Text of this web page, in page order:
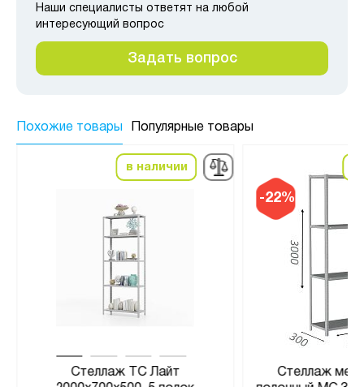
Наши специалисты ответят на любой
интересующий вопрос
Задать вопрос
Похожие товары Популярные товары
в наличии
Стеллаж ТС Лайт
-22%
Стеллаж